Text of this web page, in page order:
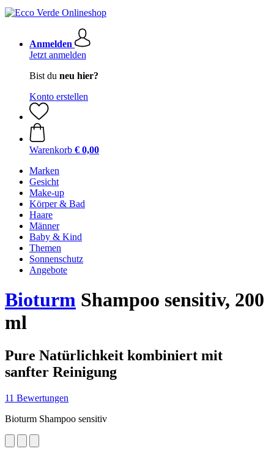
Anmelden
Jetzt anmelden
Bist du neu hier?
Konto erstellen
Warenkorb € 0,00
Marken
Gesicht
Make-up
Körper & Bad
Haare
Männer
Baby & Kind
Themen
Sonnenschutz
Angebote
Bioturm Shampoo sensitiv, 200
ml
Pure Natürlichkeit kombiniert mit
sanfter Reinigung
11 Bewertungen
Bioturm Shampoo sensitiv